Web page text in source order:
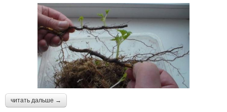
читать дальше →